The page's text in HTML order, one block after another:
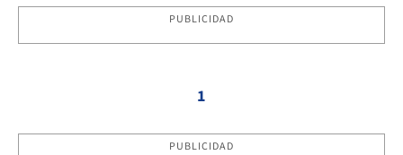
PUBLICIDAD
1
PUBLICIDAD